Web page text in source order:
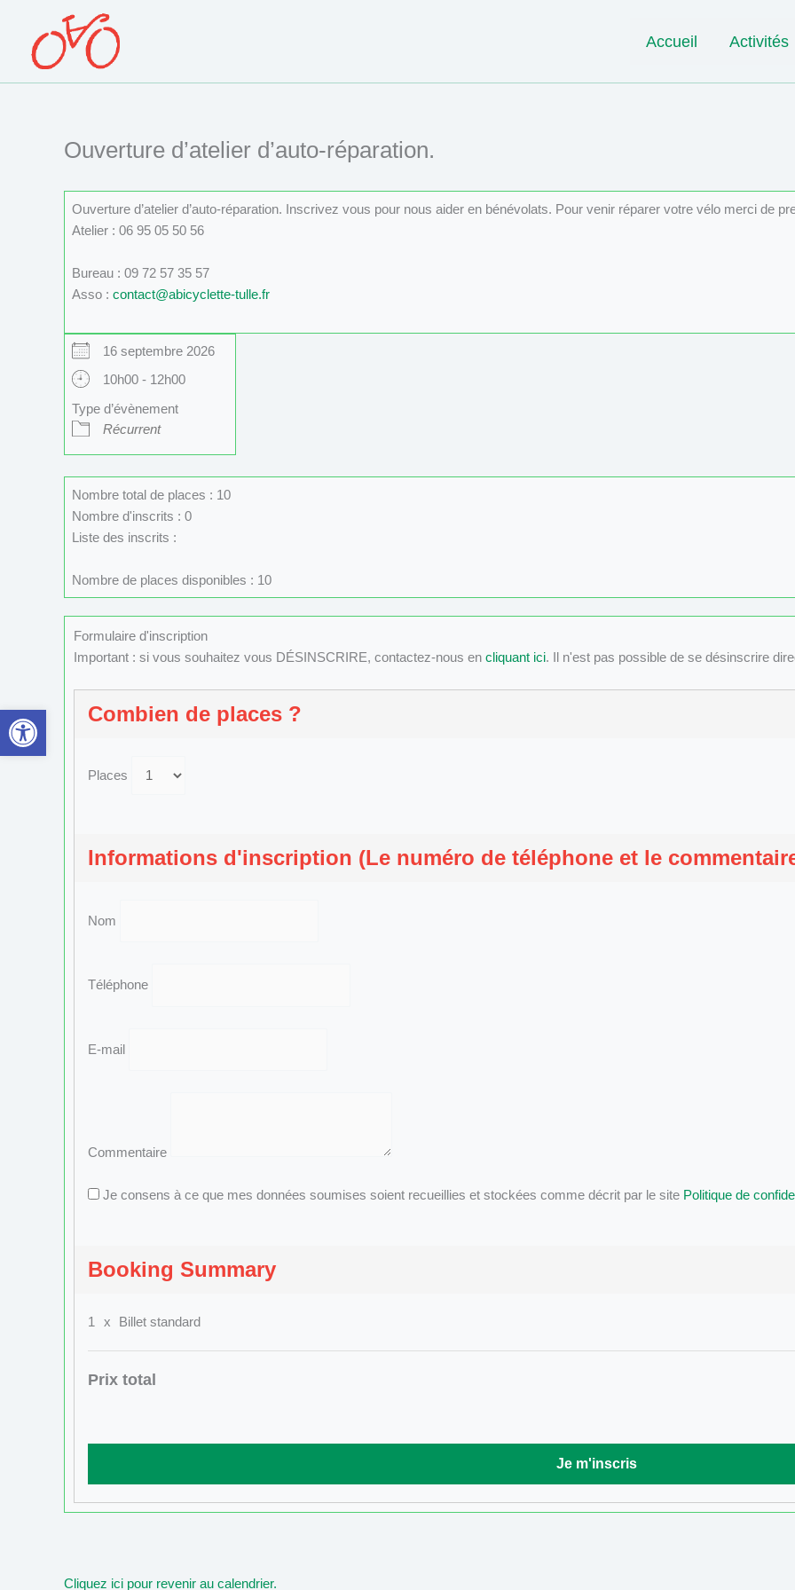
Ouvrir la barre d’outils
contenu
Accueil Activités
Ouverture d’atelier d’auto-réparation.
Ouverture d’atelier d’auto-réparation. Inscrivez vous pour nous aider en bénévolats. Pour venir réparer votre vélo merci de
Atelier : 06 95 05 50 56
Bureau : 09 72 57 35 57
Asso : contact@abicyclette-tulle.fr
16 septembre 2026
10h00 - 12h00
Type d’évènement
Récurrent
Nombre total de places : 10
Nombre d'inscrits : 0
Liste des inscrits :
Nombre de places disponibles : 10
Formulaire d'inscription
Important : si vous souhaitez vous DÉSINSCRIRE, contactez-nous en cliquant ici. Il n'est pas possible de se désinscrire
Combien de places ?
Places
Informations d'inscription (Le numéro de téléphone et le
Nom
Téléphone
E-mail
Commentaire
Je consens à ce que mes données soumises soient recueillies et stockées comme décrit par le site Politique de
Booking Summary
1 x Billet standard
Prix total
Cliquez ici pour revenir au calendrier.